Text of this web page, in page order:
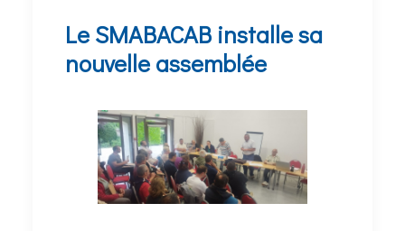
Le SMABACAB installe sa
nouvelle assemblée